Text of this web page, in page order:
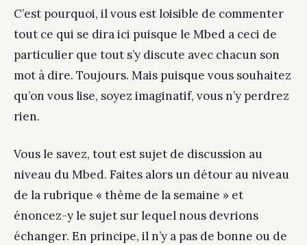
C’est pourquoi, il vous est loisible de commenter
tout ce qui se dira ici puisque le Mbed a ceci de
particulier que tout s’y discute avec chacun son
mot à dire. Toujours. Mais puisque vous souhaitez
qu’on vous lise, soyez imaginatif, vous n’y perdrez
rien.
Vous le savez, tout est sujet de discussion au
niveau du Mbed. Faites alors un détour au niveau
de la rubrique « thème de la semaine » et
énoncez-y le sujet sur lequel nous devrions
échanger. En principe, il n’y a pas de bonne ou de